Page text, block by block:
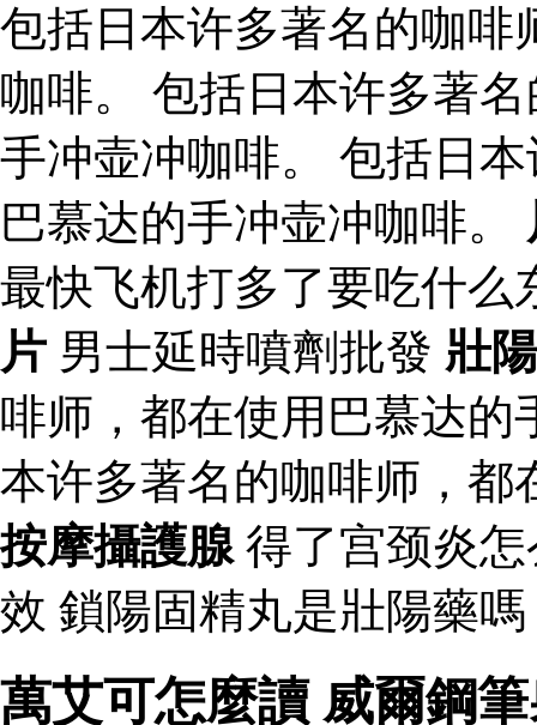
包括日本许多著名的咖啡
咖啡。 包括日本许多著
手冲壶冲咖啡。 包括日
巴慕达的手冲壶冲咖啡。
最快飞机打多了要吃什
片 男士延時噴劑批發 壯
啡师，都在使用巴慕达
本许多著名的咖啡师，都
按摩攝護腺得了宫颈炎怎
效 鎖陽固精丸是壯陽藥嗎
萬艾可怎麼讀 威爾鋼